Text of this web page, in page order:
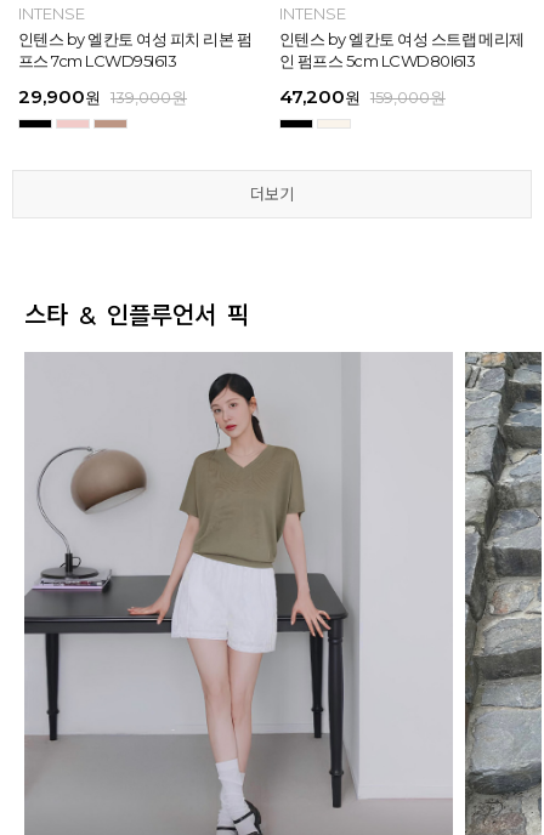
ELCANTO
[EXCLUSIVE] 노엘 엘칸토 여성 젤리
슈즈 2.3cm LCWW01U626
29,000원
MAZZ
마쯔 by 엘칸토 여성 크로스 와이드
스트랩 컴포트 샌들 3.5cm LCWW27
45,900원 159,000원
더보기
INTENSE
인텐스 by 엘칸토 여성 피치 리본 펌
프스 7cm LCWD95I613
29,900원 139,000원
INTENSE
인텐스 by 엘칸토 여성 스트랩 메리제
인 펌프스 5cm LCWD80I613
47,200원 159,000원
더보기
INTENSE
인텐스 by 엘칸토 여성 에나멜 스퀘어
오브제 플랫슈즈 1.5cm LCWD53I613
41,650원 149,000원
INTENSE
인텐스 by 엘칸토 여성 클래식 스트랩
로퍼 2cm LCWD72I613
27,920원 159,000원
더보기
MAZZ
마쯔 by 엘칸토 여성 투밴드 고프코어
플랫 캐주얼 2.5cm LCWC97M613
43,200원 159,000원
MAZZ
마쯔 by 엘칸토 여성 데이엔 스니커즈
3.5cm LCWS20M613
71,400원 189,000원
더보기
ELCANTO
[EXCLUSIVE] 노엘 엘칸토 여성 젤리
슈즈 2.3cm LCWW01U626
29,000원
MAZZ
마쯔 by 엘칸토 여성 크로스 와이드
스트랩 컴포트 샌들 3.5cm LCWW27
45,900원 159,000원
더보기
INTENSE
인텐스 by 엘칸토 여성 피치 리본 펌
프스 7cm LCWD95I613
29,900원 139,000원
INTENSE
인텐스 by 엘칸토 여성 스트랩 메리제
인 펌프스 5cm LCWD80I613
47,200원 159,000원
더보기
스타 & 인플루언서 픽